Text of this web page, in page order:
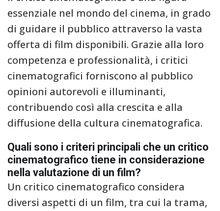
essenziale nel mondo del cinema, in grado
di guidare il pubblico attraverso la vasta
offerta di film disponibili. Grazie alla loro
competenza e professionalità, i critici
cinematografici forniscono al pubblico
opinioni autorevoli e illuminanti,
contribuendo così alla crescita e alla
diffusione della cultura cinematografica.
Quali sono i criteri principali che un critico
cinematografico tiene in considerazione
nella valutazione di un film?
Un critico cinematografico considera
diversi aspetti di un film, tra cui la trama,